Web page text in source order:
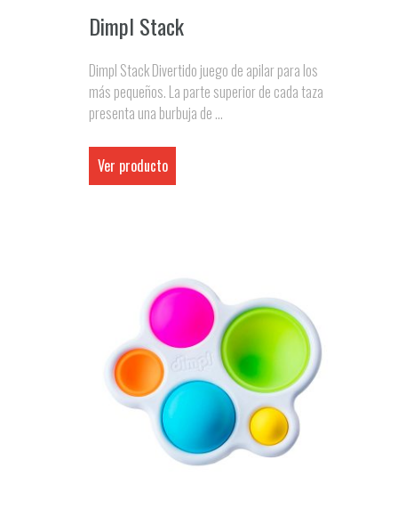
Dimpl Stack
Dimpl Stack Divertido juego de apilar para los
más pequeños. La parte superior de cada taza
presenta una burbuja de ...
Ver producto